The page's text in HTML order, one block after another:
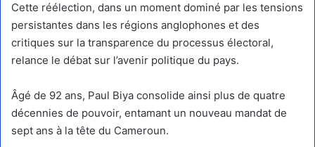
Cette réélection, dans un moment dominé par les tensions
persistantes dans les régions anglophones et des
critiques sur la transparence du processus électoral,
relance le débat sur l’avenir politique du pays.
Âgé de 92 ans, Paul Biya consolide ainsi plus de quatre
décennies de pouvoir, entamant un nouveau mandat de
sept ans à la tête du Cameroun.